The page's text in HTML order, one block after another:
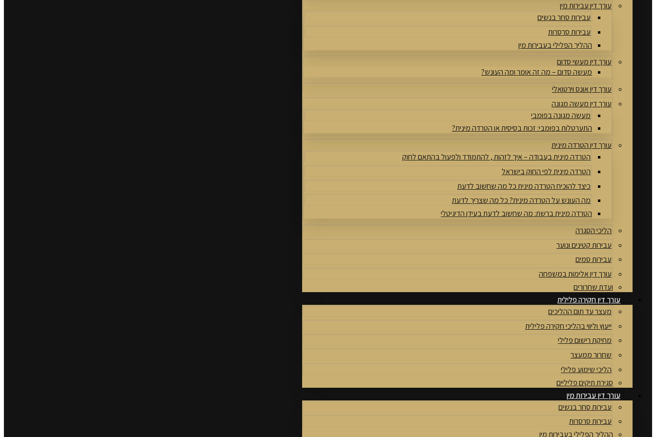
עורך דין עבירות מין
עבירות סחר בנשים
עבירות סרסרות
ההליך הפלילי בעבירות מין
עורך דין מעשי סדום
מעשה סדום – מה זה אומר ומה העונש?
עורך דין אונס וירטואלי
עורך דין מעשה מגונה
מעשה מגונה בפומבי
התערטלות בפומבי: זכות בסיסית או הטרדה מינית?
עורך דין הטרדה מינית
הטרדה מינית בעבודה – איך לזהות , להתמודד ולפעול בהתאם לחוק
הטרדה מינית לפי החוק בישראל
כיצד להוכיח הטרדה מינית כל מה שחשוב לדעת
מה העונש על הטרדה מינית? כל מה שצריך לדעת
הטרדה מינית ברשת: מה שחשוב לדעת בעידן הדיגיטלי
הליכי הסגרה
עבירות קטינים ונוער
עבירות סמים
עורך דין אלימות במשפחה
ועדת שחרורים
עורך דין חקירה פלילית
מעצר עד תום ההליכים
ייעוץ וליווי בהליכי חקירה פלילית
מחיקת רישום פלילי
שחרור ממעצר
הליכי שימוע פלילי
סגירת תיקים פליליים
עורך דין עבירות מין
עבירות סחר בנשים
עבירות סרסרות
ההליך הפלילי בעבירות מין